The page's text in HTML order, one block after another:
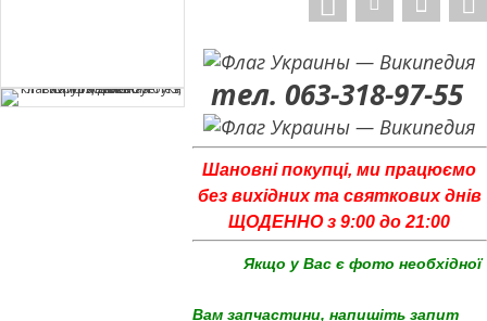
тел. 063-318-97-55
Шановні покупці, ми працюємо
без вихідних та святкових днів
ЩОДЕННО з 9:00 до 21:00
Якщо у Вас є фото необхідної
Вам запчастини, напишіть запит